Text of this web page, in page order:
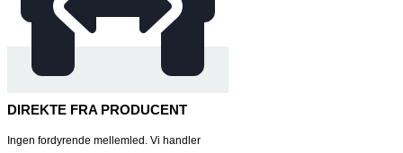
DIREKTE FRA PRODUCENT
Ingen fordyrende mellemled. Vi handler